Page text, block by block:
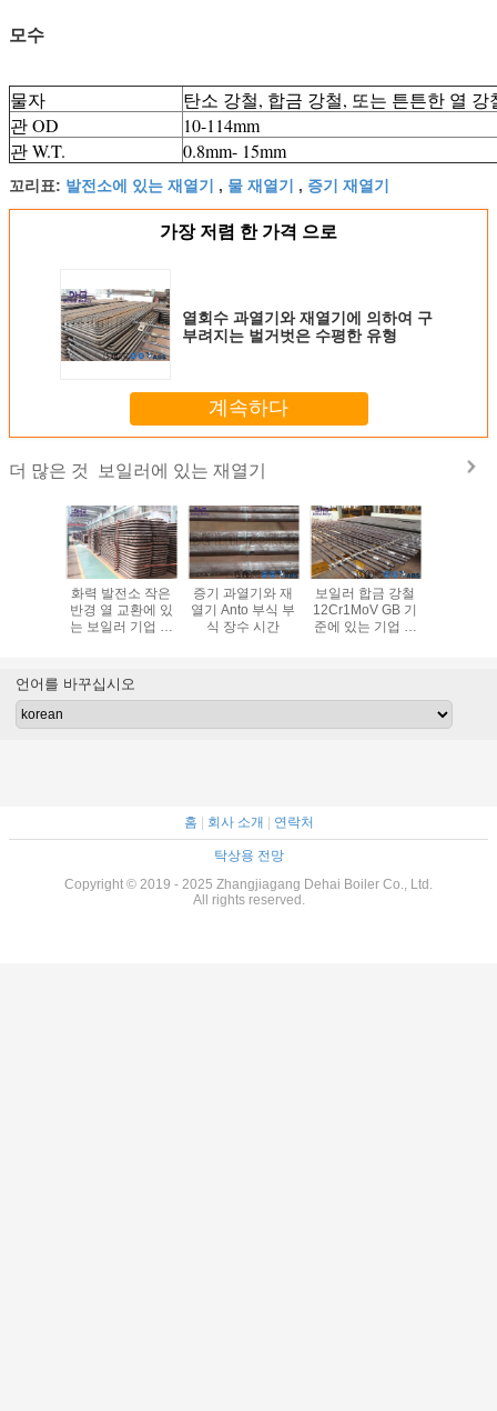
모수
물자
탄소 강철, 합금 강철, 또는 튼튼한 열 강
관 OD
10-114mm
관 W.T.
0.8mm- 15mm
꼬리표: 발전소에 있는 재열기 , 물 재열기 , 증기 재열기
가장 저렴 한 가격 으로
열회수 과열기와 재열기에 의하여 구
부려지는 벌거벗은 수평한 유형
계속하다
더 많은 것 보일러에 있는 재열기
화력 발전소 작은
반경 열 교환에 있
는 보일러 기업 과
증기 과열기와 재
열기 Anto 부식 부
식 장수 시간
보일러 합금 강철
12Cr1MoV GB 기
준에 있는 기업 고
언어를 바꾸십시오
홈 | 회사 소개 | 연락처
탁상용 전망
Copyright © 2019 - 2025 Zhangjiagang Dehai Boiler Co., Ltd.
All rights reserved.